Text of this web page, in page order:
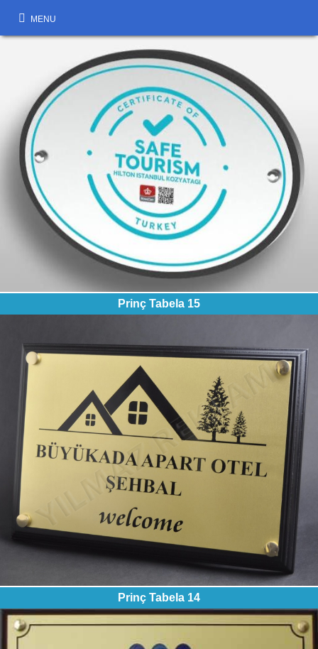
MENU
Prinç Tabela 15
Prinç Tabela 14